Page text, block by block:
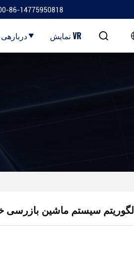
86-14775950818
نمایش VR
الگوریتم سیستم ماشین بازرسی